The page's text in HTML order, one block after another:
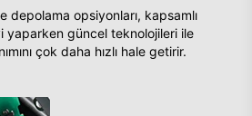
depolama opsiyonları, kapsamlı
yaparken güncel teknolojileri ile
çok daha hızlı hale getirir.